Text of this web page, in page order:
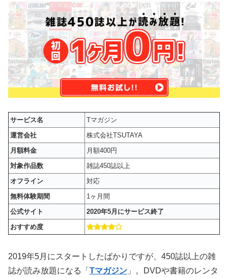
サービス名
Tマガジン
運営会社
株式会社TSUTAYA
月額料金
月額400円
対象作品数
雑誌450誌以上
オフライン
対応
無料体験期間
1ヶ月間
公式サイト
2020年5月にサービス終了
おすすめ度
2019年5月にスタートしたばかりですが、450誌以上の雑
誌が読み放題になる「 Tマガジン 」。DVDや書籍のレンタ